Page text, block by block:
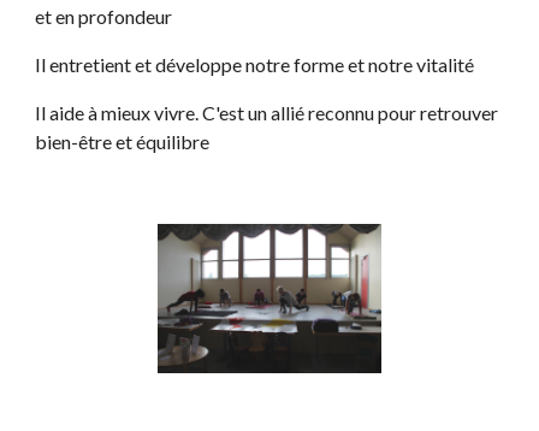
et en profondeur
Il entretient et développe notre forme et notre vitalité
Il aide à mieux vivre. C'est un allié reconnu pour retrouver
bien-être et équilibre